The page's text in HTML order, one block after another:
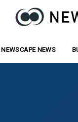
NEWSCAPE NEWS
お知らせ